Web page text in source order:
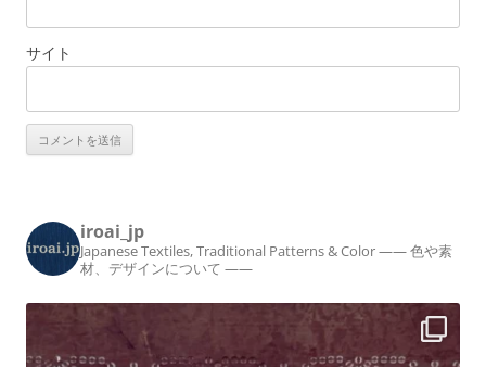
サイト
iroai_jp
Japanese Textiles, Traditional Patterns & Color—— 色や素
材、デザインについて ——